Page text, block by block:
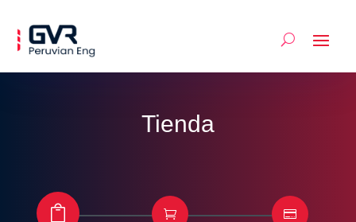
Tienda
  